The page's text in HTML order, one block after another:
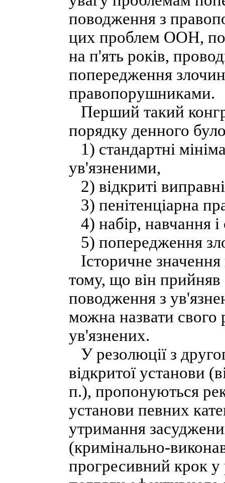
поводження з
цих проблем ООН,
на п'ять років,
попередження
правопорушниками.
Перший такий
порядку денного
1) стандартні
ув'язненими,
2) відкриті
3) пенітенціарна
4) набір, навчання
5) попередження
Історичне
тому, що він прийняв
поводження з
можна назвати
ув'язнених.
У резолюції з
відкритої установи
п.), пропонуються
установи певних
утримання
(кримінально-
прогресивний крок у